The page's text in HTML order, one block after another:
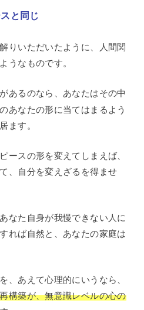
と同じ
りいただいたように、人間関
うなものです。
があるのなら、あなたはその中
あなたの形に当てはまるよう
ます。
ースの形を変えてしまえば、
、自分を変えざるを得ませ
なた自身が我慢できない人に
れば自然と、あなたの家庭は
、あえて心理的にいうなら、
構築が、無意識レベルの心の